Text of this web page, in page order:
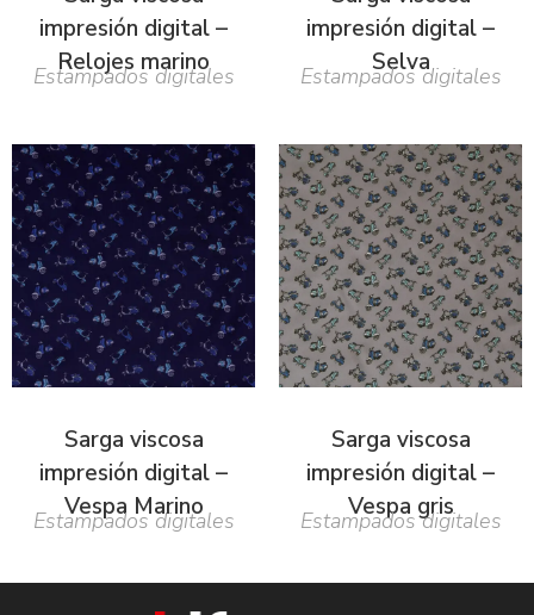
impresión digital –
Relojes marino
Estampados digitales
impresión digital –
Selva
Estampados digitales
Sarga viscosa
impresión digital –
Vespa Marino
Estampados digitales
Sarga viscosa
impresión digital –
Vespa gris
Estampados digitales